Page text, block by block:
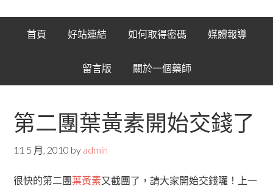
首頁 好站連結 如何取得密碼 媒體報導
留言版 關於一個藥師
第二團葉黃素開始交錢了
11 5 月, 2010 by admin
很快的第二團葉黃素又截團了，請大家開始交錢囉！上一